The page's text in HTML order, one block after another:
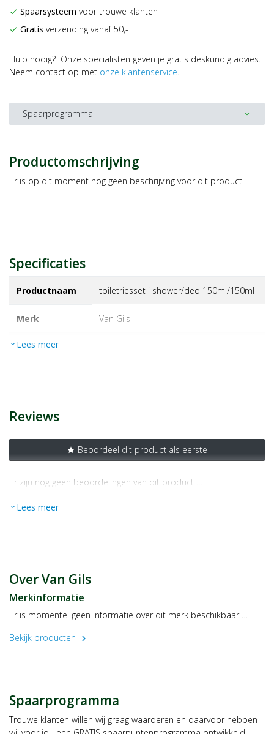
check Spaarsysteem voor trouwe klanten
check Gratis verzending vanaf 50,-
Hulp nodig? Onze specialisten geven je gratis deskundig advies.
Neem contact op met onze klantenservice.
Spaarprogramma expand_more
Productomschrijving
Er is op dit moment nog geen beschrijving voor dit product
Specificaties
Productnaam toiletriesset i shower/deo 150ml/150ml
Merk van gils
EAN
expand_more Lees meer
Reviews
star Beoordeel dit product als eerste
Er zijn nog geen beoordelingen van dit product …
expand_more Lees meer
Over Van Gils
Merkinformatie
Er is momentel geen informatie over dit merk beschikbaar …
Bekijk producten
chevron_right
Spaarprogramma
Trouwe klanten willen wij graag waarderen en daarvoor hebben